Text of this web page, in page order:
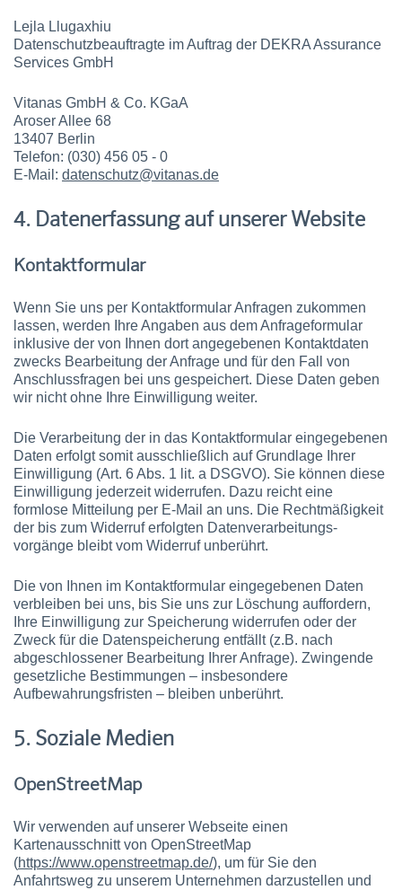
Lejla Llugaxhiu
Datenschutzbeauftragte im Auftrag der DEKRA Assurance
Services GmbH
Vitanas GmbH & Co. KGaA
Aroser Allee 68
13407 Berlin
Telefon: (030) 456 05 - 0
E-Mail: datenschutz@vitanas.de
4. Datenerfassung auf unserer Website
Kontaktformular
Wenn Sie uns per Kontaktformular Anfragen zukommen
lassen, werden Ihre Angaben aus dem Anfrageformular
inklusive der von Ihnen dort angegebenen Kontaktdaten
zwecks Bearbeitung der Anfrage und für den Fall von
Anschlussfragen bei uns gespeichert. Diese Daten geben
wir nicht ohne Ihre Einwilligung weiter.
Die Verarbeitung der in das Kontaktformular eingegebenen
Daten erfolgt somit ausschließlich auf Grundlage Ihrer
Einwilligung (Art. 6 Abs. 1 lit. a DSGVO). Sie können diese
Einwilligung jederzeit widerrufen. Dazu reicht eine
formlose Mitteilung per E-Mail an uns. Die Rechtmäßigkeit
der bis zum Widerruf erfolgten Daten­verarbeitungs­
vorgänge bleibt vom Widerruf unberührt.
Die von Ihnen im Kontaktformular eingegebenen Daten
verbleiben bei uns, bis Sie uns zur Löschung auffordern,
Ihre Einwilligung zur Speicherung widerrufen oder der
Zweck für die Datenspeicherung entfällt (z.B. nach
abgeschlossener Bearbeitung Ihrer Anfrage). Zwingende
gesetzliche Bestimmungen – insbesondere
Aufbewahrungsfristen – bleiben unberührt.
5. Soziale Medien
OpenStreetMap
Wir verwenden auf unserer Webseite einen
Kartenausschnitt von OpenStreetMap
(https://www.openstreetmap.de/), um für Sie den
Anfahrtsweg zu unserem Unternehmen darzustellen und